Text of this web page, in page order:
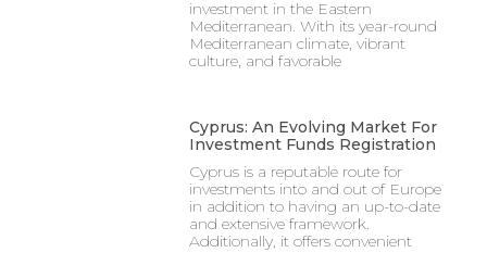
investment in the Eastern
Mediterranean. With its year-round
Mediterranean climate, vibrant
culture, and favorable
Cyprus: An Evolving Market For
Investment Funds Registration
Cyprus is a reputable route for
investments into and out of Europe
in addition to having an up-to-date
and extensive framework.
Additionally, it offers convenient